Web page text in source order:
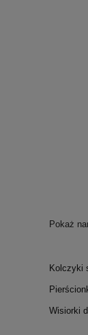
Pokaż
Kolczyki
Wisiorki